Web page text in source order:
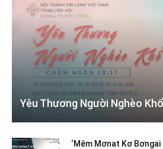
Yêu Thương Người Nghèo
‘Mêm Mơnat Kơ